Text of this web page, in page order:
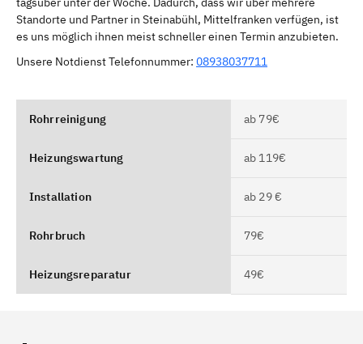
Standorte und Partner in Steinabühl, Mittelfranken verfügen, ist
es uns möglich ihnen meist schneller einen Termin anzubieten.
Unsere Notdienst Telefonnummer: 08938037711
Rohrreinigung ab 79€
Heizungswartung ab 119€
Installation ab 29 €
Rohrbruch 79€
Heizungsreparatur 49€